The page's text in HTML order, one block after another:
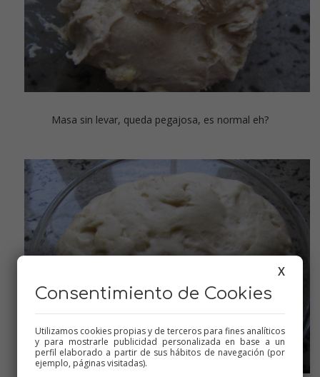
Masa sin levar, queda pegajosa, es normal eh?
X
Consentimiento de Cookies
Utilizamos cookies propias y de terceros para fines analíticos
y para mostrarle publicidad personalizada en base a un
perfil elaborado a partir de sus hábitos de navegación (por
ejemplo, páginas visitadas).